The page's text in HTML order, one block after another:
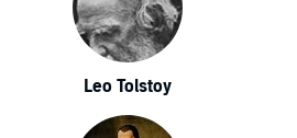
Leo Tolstoy